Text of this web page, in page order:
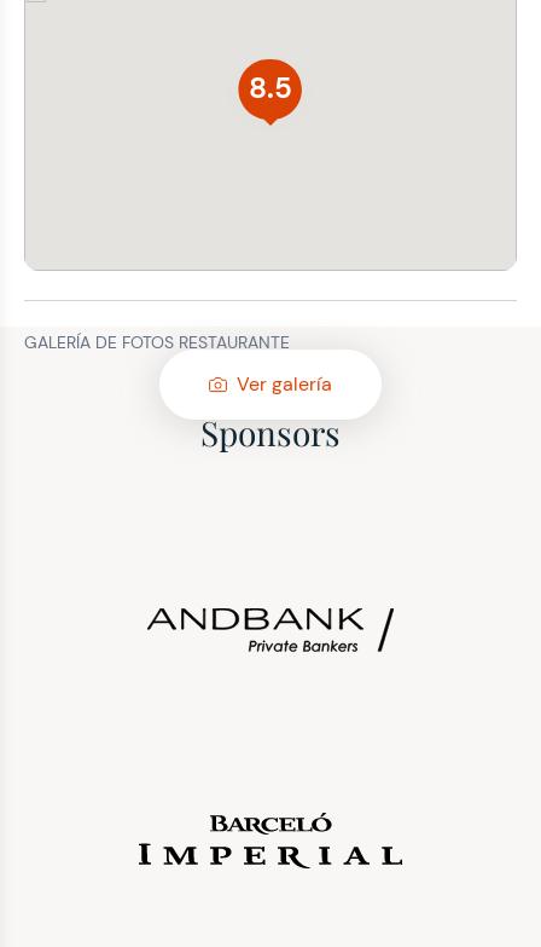
8.5
GALERÍA DE FOTOS RESTAURANTE
Ver galería
Sponsors